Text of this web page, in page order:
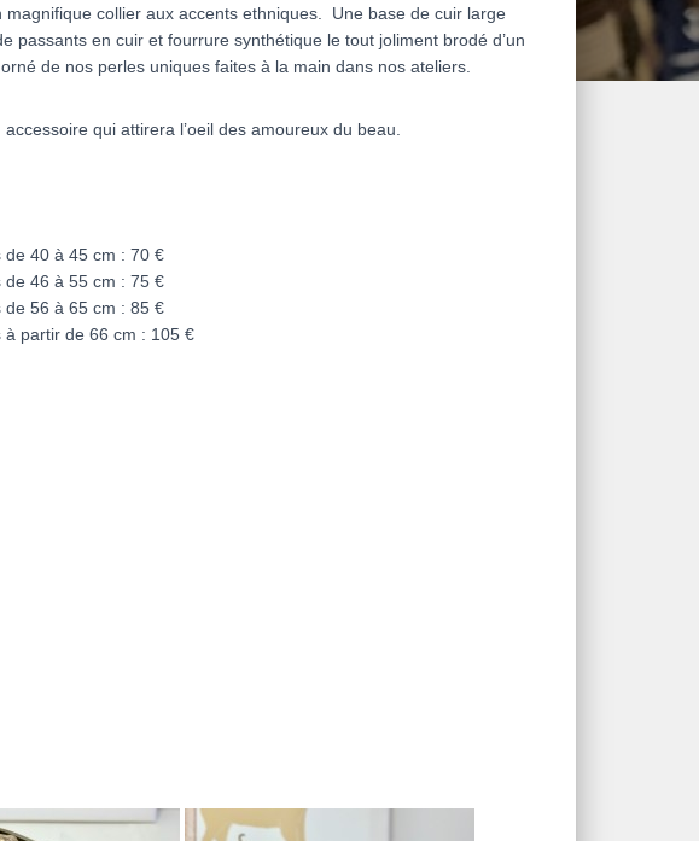
magnifique collier aux accents ethniques. Une base de cuir large
passants en cuir et fourrure synthétique le tout joliment brodé d’un
de nos perles uniques faites à la main dans nos ateliers.
qui attirera l’oeil des amoureux du beau.
de 40 à 45 cm : 70 €
de 46 à 55 cm : 75 €
de 56 à 65 cm : 85 €
à partir de 66 cm : 105 €